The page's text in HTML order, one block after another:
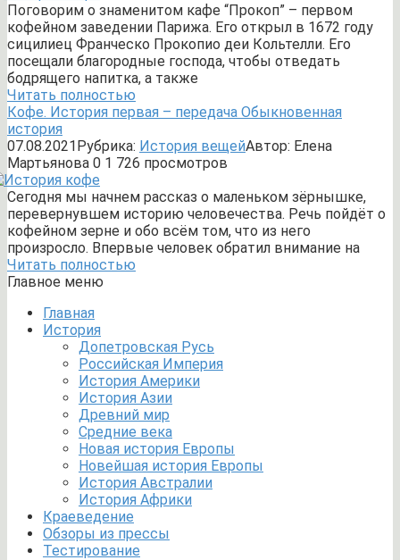
Поговорим о знаменитом кафе “Прокоп” – первом
кофейном заведении Парижа. Его открыл в 1672 году
сицилиец Франческо Прокопио деи Кольтелли. Его
посещали благородные господа, чтобы отведать
бодрящего напитка, а также
Читать полностью
Кофе. История первая – передача Обыкновенная
история
07.08.2021Рубрика: История вещейАвтор: Елена
Мартьянова 0 1 726 просмотров
Сегодня мы начнем рассказ о маленьком зёрнышке,
перевернувшем историю человечества. Речь пойдёт о
кофейном зерне и обо всём том, что из него
произросло. Впервые человек обратил внимание на
Читать полностью
Главное меню
Главная
История
Допетровская Русь
Российская Империя
История Америки
История Азии
Древний мир
Средние века
Новая история Европы
Новейшая история Европы
История Австралии
История Африки
Краеведение
Обзоры из прессы
Тестирование